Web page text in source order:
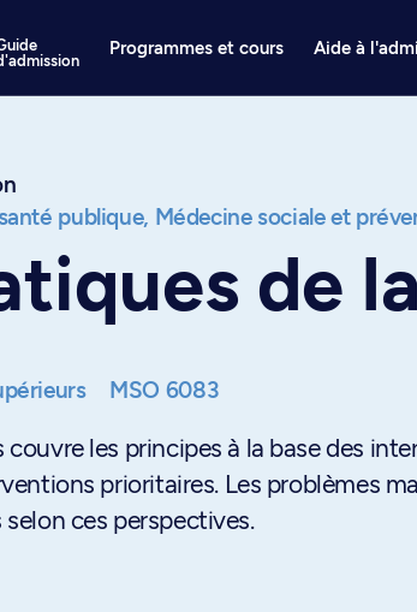
Programmes et cours Aide à
publique, Médecine sociale et
de
MSO 6083
couvre les principes à la base des
prioritaires. Les problèmes
selon ces perspectives.